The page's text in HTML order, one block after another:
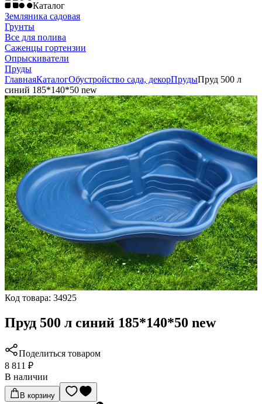
Каталог
Земляника садовая
Грунты
Все для полива
Саженцы гортензии
Опрыскиватели
Пруды
ГлавнаяКаталогОбустройство сада, декорПрудыПруд 500 л
синий 185*140*50 new
Код товара: 34925
Пруд 500 л синий 185*140*50 new
Поделиться товаром
8 811 ₽
В наличии
В корзину